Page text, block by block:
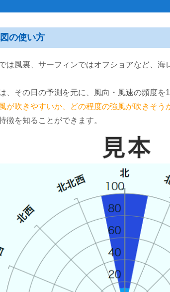
の使い方
は風裏、サーフィンではオフショアなど、海
、その日の予測を元に、風向・風速の頻度を
が吹きやすいか、どの程度の強風が吹きそう
徴を知ることができます。